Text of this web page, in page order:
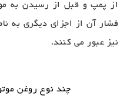
از پمپ و قبل از رسیدن به
فشار آن از اجزای دیگری به
نیز عبور می کنند.
چند نوع روغن